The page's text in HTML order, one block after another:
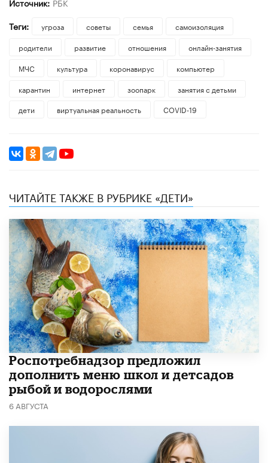
Теги:
угроза советы семья
самоизоляция
родители
развитие отношения
онлайн-занятия
МЧС
культура коронавирус
компьютер
карантин
интернет зоопарк
занятия с детьми
дети
виртуальная реальность COVID-19
ЧИТАЙТЕ ТАКЖЕ В РУБРИКЕ «ДЕТИ»
Роспотребнадзор предложил
дополнить меню школ и детсадов
рыбой и водорослями
6 АВГУСТА